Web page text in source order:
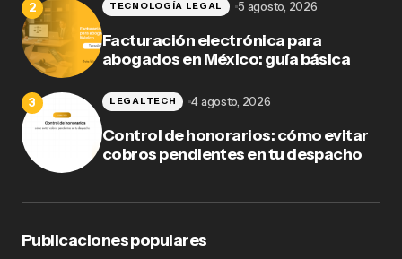
Facturación electrónica para
abogados en México: guía básica
TECNOLOGÍA LEGAL 5 agosto, 2026
Control de honorarios: cómo evitar
cobros pendientes en tu despacho
LEGALTECH 4 agosto, 2026
Publicaciones populares